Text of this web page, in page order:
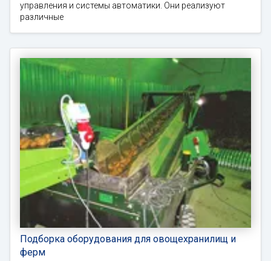
управления и системы автоматики. Они реализуют
различные
Подборка оборудования для овощехранилищ и
ферм